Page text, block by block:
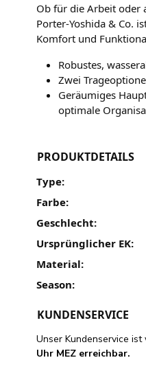
Ob für die Arbeit oder
Porter-Yoshida & Co.
Komfort und
Robustes,
Zwei
Geräumiges
optimale
PRODUKTDETAILS
Type:
Farbe:
Geschlecht:
Ursprünglicher EK:
Material:
Season:
KUNDENSERVICE
Unser Kundenservice ist
Uhr MEZ erreichbar.